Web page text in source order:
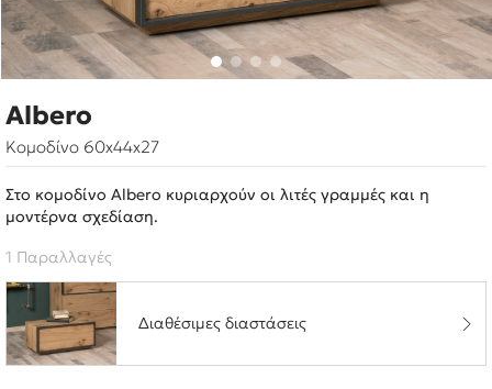
Albero
Κομοδίνο 60x44x27
Στο κομοδίνο Albero κυριαρχούν οι λιτές γραμμές και η
μοντέρνα σχεδίαση.
1 Παραλλαγές
Διαθέσιμες διαστάσεις